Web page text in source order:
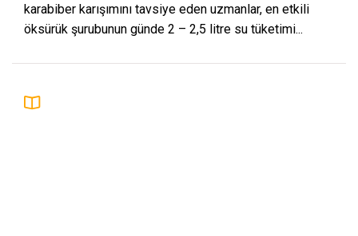
karabiber karışımını tavsiye eden uzmanlar, en etkili
öksürük şurubunun günde 2 – 2,5 litre su tüketimi...